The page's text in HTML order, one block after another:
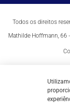
Todos os direitos
Mathilde Hoffmann, 66